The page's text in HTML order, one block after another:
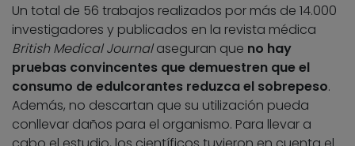
Un total de 56 trabajos realizados por más de 14.000
investigadores y publicados en la revista médica
British Medical Journalaseguran que no hay
pruebas convincentes que demuestren que el
consumo de edulcorantes reduzca el sobrepeso.
Además, no descartan que su utilización pueda
conllevar daños para el organismo. Para llevar a